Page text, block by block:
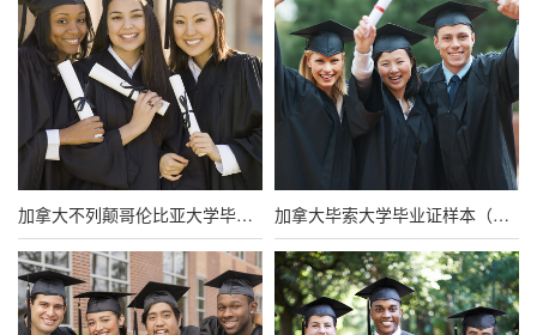
加拿大不列颠哥伦比亚大学毕业证图片（高清样本） 加拿大毕索大学毕业证样本（原版定制）